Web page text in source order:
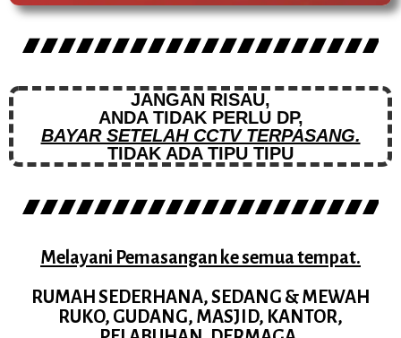
JANGAN RISAU,
ANDA TIDAK PERLU DP,
BAYAR SETELAH CCTV TERPASANG.
TIDAK ADA TIPU TIPU
Melayani Pemasangan ke semua tempat.
RUMAH SEDERHANA, SEDANG & MEWAH
RUKO, GUDANG, MASJID, KANTOR,